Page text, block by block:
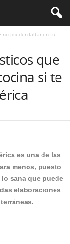
no pueden faltar en tu
que
si te
es una de las
menos, puesto
sana que puede
elaboraciones